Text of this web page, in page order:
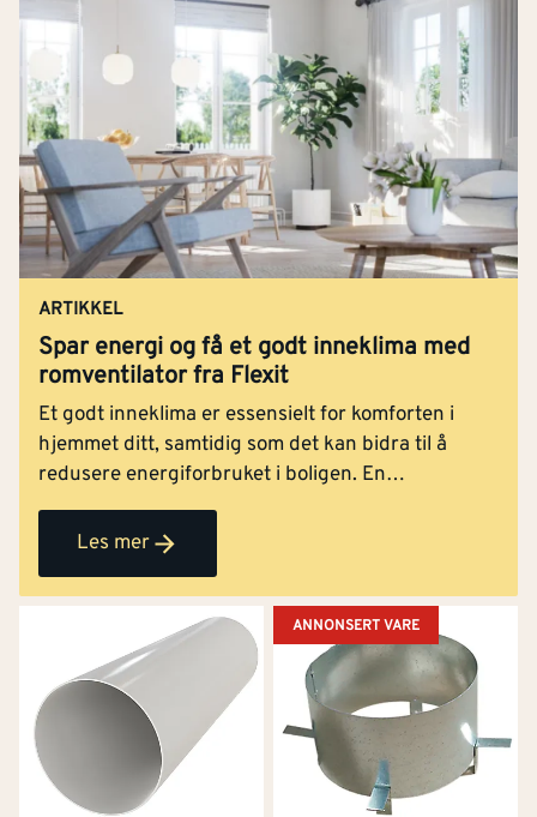
ARTIKKEL
Spar energi og få et godt inneklima med
romventilator fra Flexit
Et godt inneklima er essensielt for komforten i
hjemmet ditt, samtidig som det kan bidra til å
redusere energiforbruket i boligen. En
romventilator fra Flexit gir balansert ventilasjon til
enkeltrom, en løsning som gir bedre luftkvalitet,
sine mange fordeler er romventilator et ypperlig
alternativ for deg som ikke har mulighet til å
installere et komplett ventilasjonssystem i boligen.
Les mer
ANNONSERT VARE